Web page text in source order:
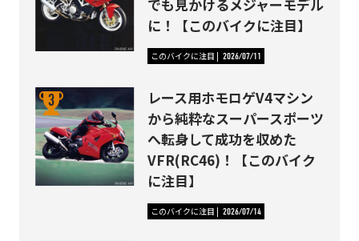
でも見かけるメジャーモデル
に！【このバイクに注目】
このバイクに注目 2026/07/11
レース用ホモロゲV4マシン
から純粋なスーパースポーツ
へ転身して成功を収めた
VFR(RC46)！【このバイク
に注目】
このバイクに注目 2026/07/14